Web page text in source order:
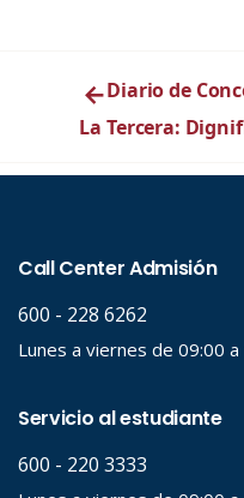
←Diario de
La Tercera: